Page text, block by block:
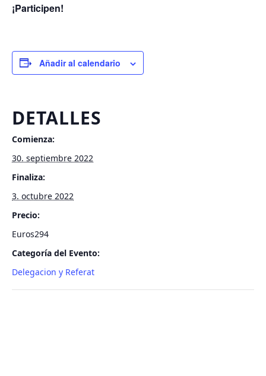
¡Participen!
Añadir al calendario
DETALLES
Comienza:
30. septiembre 2022
Finaliza:
3. octubre 2022
Precio:
Euros294
Categoría del Evento:
Delegacion y Referat